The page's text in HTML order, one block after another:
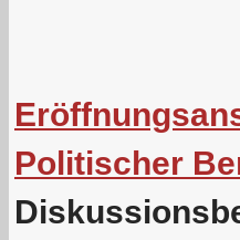
Politischer